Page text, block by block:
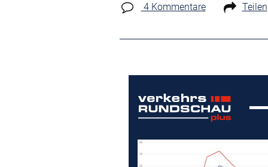
4 Kommentare Teilen